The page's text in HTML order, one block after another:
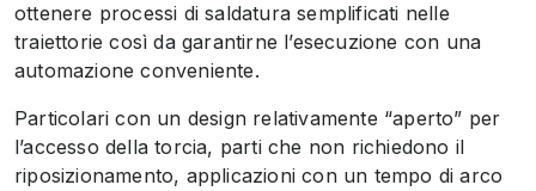
ottenere processi di saldatura semplificati nelle
traiettorie così da garantirne l’esecuzione con una
automazione conveniente.
Particolari con un design relativamente “aperto” per
l’accesso della torcia, parti che non richiedono il
riposizionamento, applicazioni con un tempo di arco